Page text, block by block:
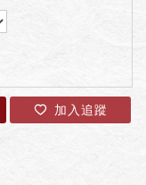
加入追蹤